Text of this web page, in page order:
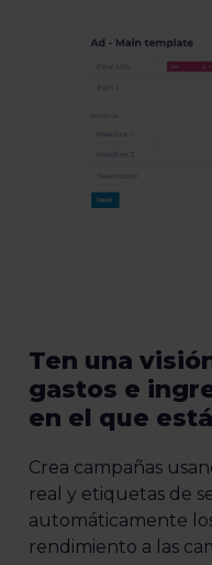
Ten una
gastos e
en el que
Crea campañas
real y etiquetas de
automáticamente
rendimiento a las